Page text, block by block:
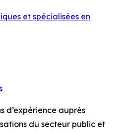
et spécialisées en
d’expérience auprès
du secteur public et